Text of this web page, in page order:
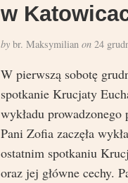
w
bybr. Maksymilian on24
W pierwszą sobotę
spotkanie Krucjaty
wykładu
Pani Zofia zaczęła
ostatnim spotkaniu
oraz jej główne cechy.